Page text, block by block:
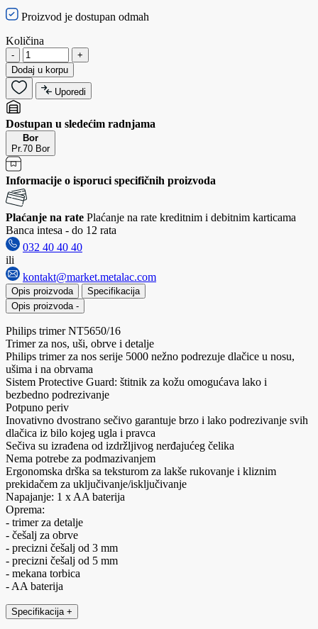
Proizvod je dostupan odmah
Količina
-
+
Dodaj u korpu
Uporedi
Dostupan u sledećim radnjama
Bor
Pr.70 Bor
Informacije o isporuci specifičnih proizvoda
Plaćanje na rate Plaćanje na rate kreditnim i debitnim karticama
Banca intesa - do 12 rata
032 40 40 40
ili
kontakt@market.metalac.com
Opis proizvoda
Specifikacija
Opis proizvoda -
Philips trimer NT5650/16
Trimer za nos, uši, obrve i detalje
Philips trimer za nos serije 5000 nežno podrezuje dlačice u nosu,
ušima i na obrvama
Sistem Protective Guard: štitnik za kožu omogućava lako i
bezbedno podrezivanje
Potpuno periv
Inovativno dvostrano sečivo garantuje brzo i lako podrezivanje svih
dlačica iz bilo kojeg ugla i pravca
Sečiva su izrađena od izdržljivog nerđajućeg čelika
Nema potrebe za podmazivanjem
Ergonomska drška sa teksturom za lakše rukovanje i kliznim
prekidačem za uključivanje/isključivanje
Napajanje: 1 x AA baterija
Oprema:
- trimer za detalje
- češalj za obrve
- precizni češalj od 3 mm
- precizni češalj od 5 mm
- mekana torbica
- AA baterija
Specifikacija +